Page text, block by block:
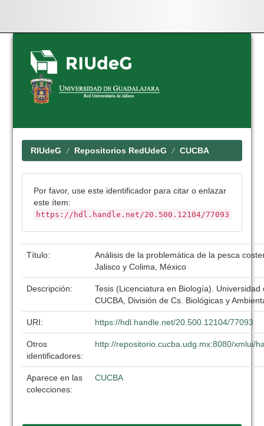
Skip
navigation
RIUdeG Repositorios RedUdeG CUCBA
Por favor, use este identificador para citar o enlazar
este ítem:
https://hdl.handle.net/20.500.12104/77093
Título:
Análisis de la problemática de la pesca
Jalisco y Colima, México
Descripción:
Tesis (Licenciatura en Biología). Universidad
CUCBA, División de Cs. Biológicas y
URI: https://hdl.handle.net/20.500.12104/77093
Otros
identificadores:
http://repositorio.cucba.udg.mx:8080/xmlui/
Aparece en las
colecciones:
CUCBA